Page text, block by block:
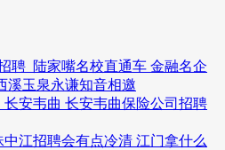
聘_陆家嘴名校直通车 金融名企
溪玉泉永谦知音相邀
长安韦曲 长安韦曲保险公司招聘
江招聘会有点冷清 江门拿什么